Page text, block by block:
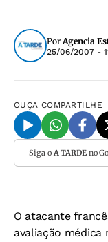
PorAgencia
25/06/2007 -
OUÇA COMPARTILHE
Siga o A TARDEno
O atacante
avaliação médica